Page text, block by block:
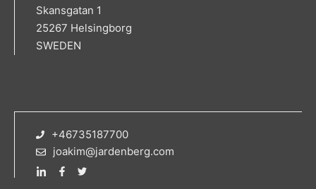
Skansgatan 1
25267 Helsingborg
SWEDEN
+46735187700
joakim@jardenberg.com